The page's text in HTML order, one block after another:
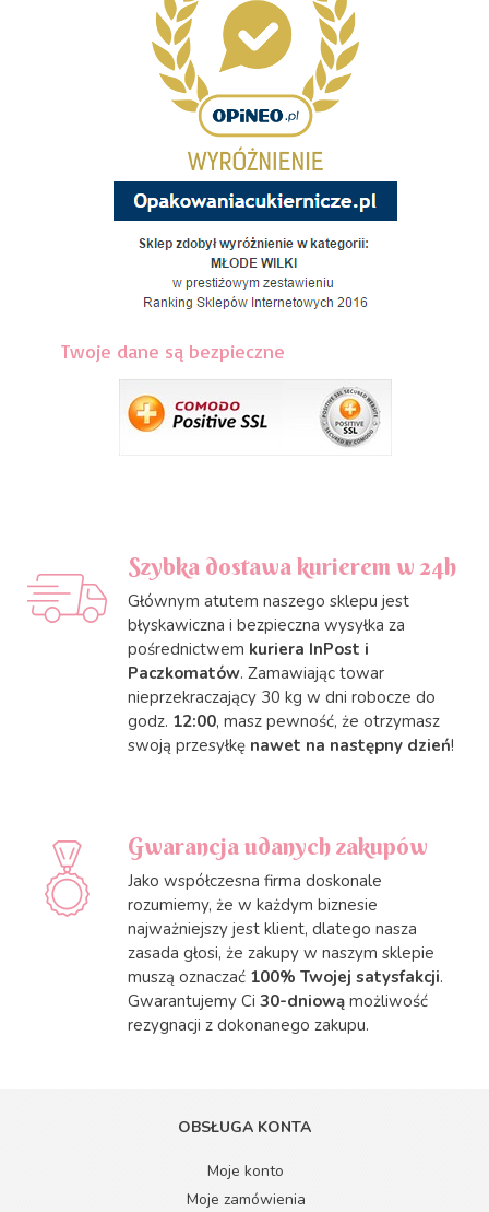
Twoje dane są bezpieczne
Szybka dostawa kurierem w 24h
Głównym atutem naszego sklepu jest
błyskawiczna i bezpieczna wysyłka za
pośrednictwem kuriera InPost i
Paczkomatów. Zamawiając towar
nieprzekraczający 30 kg w dni robocze do
godz. 12:00, masz pewność, że otrzymasz
swoją przesyłkę nawet na następny dzień!
Gwarancja udanych zakupów
Jako współczesna firma doskonale
rozumiemy, że w każdym biznesie
najważniejszy jest klient, dlatego nasza
zasada głosi, że zakupy w naszym sklepie
muszą oznaczać 100% Twojej satysfakcji.
Gwarantujemy Ci30-dniową możliwość
rezygnacji z dokonanego zakupu.
OBSŁUGA KONTA
Moje konto
Moje zamówienia